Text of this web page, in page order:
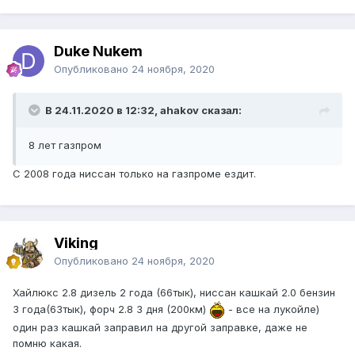
Duke Nukem
Опубликовано 24 ноября, 2020
В 24.11.2020 в 12:32, ahakov сказал:
8 лет газпром
С 2008 года ниссан только на газпроме ездит.
Viking
Опубликовано 24 ноября, 2020
Хайлюкс 2.8 дизель 2 года (66тык), ниссан кашкай 2.0 бензин
3 года(63тык), форч 2.8 3 дня (200км)
- все на лукойле)
один раз кашкай заправил на другой заправке, даже не
помню какая.